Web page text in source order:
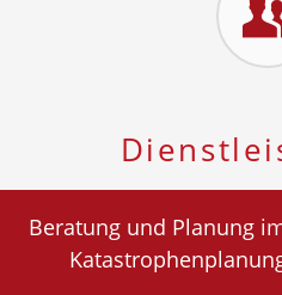
Beratung und Planung